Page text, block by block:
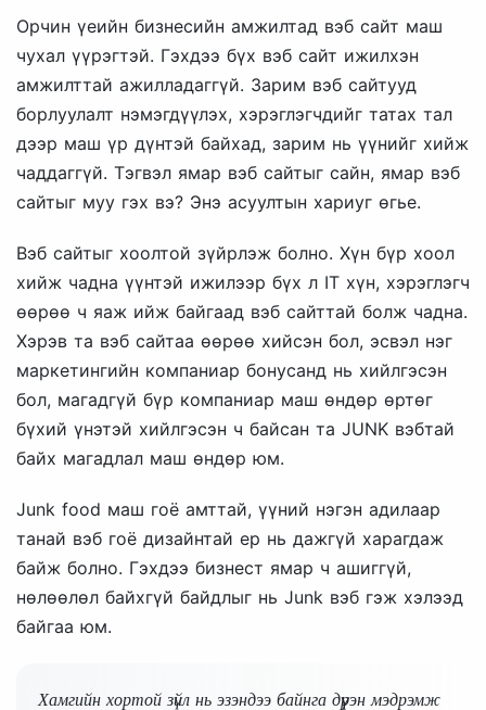
Орчин үеийн бизнесийн амжилтад вэб сайт маш
чухал үүрэгтэй. Гэхдээ бүх вэб сайт ижилхэн
амжилттай ажилладаггүй. Зарим вэб сайтууд
борлуулалт нэмэгдүүлэх, хэрэглэгчдийг татах тал
дээр маш үр дүнтэй байхад, зарим нь үүнийг хийж
чаддаггүй. Тэгвэл ямар вэб сайтыг сайн, ямар вэб
сайтыг муу гэх вэ? Энэ асуултын хариуг өгье.
Вэб сайтыг хоолтой зүйрлэж болно. Хүн бүр хоол
хийж чадна үүнтэй ижилээр бүх л IT хүн, хэрэглэгч
өөрөө ч яаж ийж байгаад вэб сайттай болж чадна.
Хэрэв та вэб сайтаа өөрөө хийсэн бол, эсвэл нэг
маркетингийн компаниар бонусанд нь хийлгэсэн
бол, магадгүй бүр компаниар маш өндөр өртөг
бүхий үнэтэй хийлгэсэн ч байсан та JUNK вэбтай
байх магадлал маш өндөр юм.
Junk food маш гоё амттай, үүний нэгэн адилаар
танай вэб гоё дизайнтай ер нь дажгүй харагдаж
байж болно. Гэхдээ бизнест ямар ч ашиггүй,
нөлөөлөл байхгүй байдлыг нь Junk вэб гэж хэлээд
байгаа юм.
Хамгийн хортой зүйл нь эзэндээ байнга дүүрэн мэдрэмж